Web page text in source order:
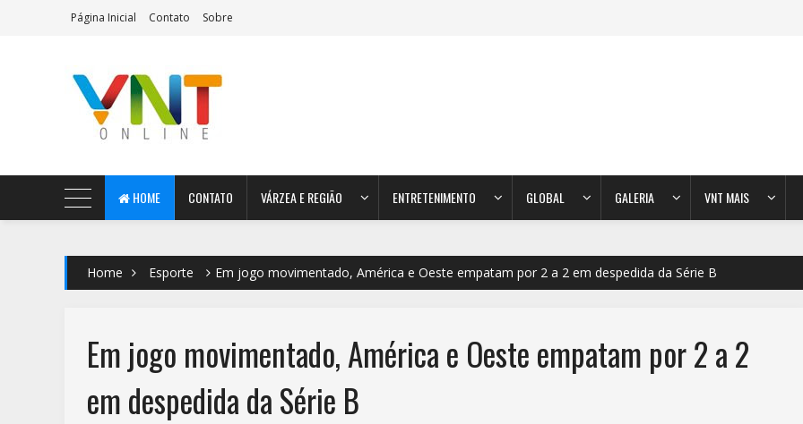
Página Inicial Contato Sobre
AeroMag Blogger Template
HOME CONTATO VÁRZEA E REGIÃO ENTRETENIMENTO GLOBAL GALERIA VNT MAIS
Home Esporte Em jogo movimentado, América e Oeste empatam por 2 a 2 em despedida da Série B
Em jogo movimentado, América e Oeste empatam por 2 a 2
em despedida da Série B